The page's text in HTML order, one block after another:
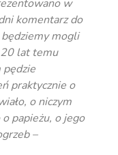
w
komentarz do
mogli
lat temu
pędzie
praktycznie o
o niczym
papieżu, o jego
–